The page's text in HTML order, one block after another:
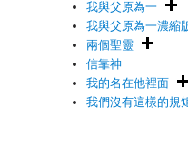
我與父原為一
我與父原為一濃縮
兩個聖靈
信靠神
我的名在他裡面
我們沒有這樣的規